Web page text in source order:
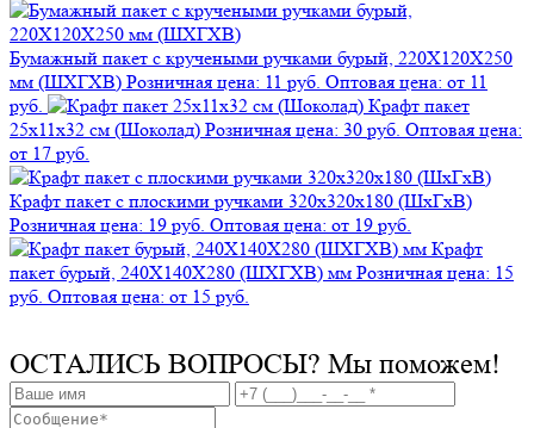
Бумажный пакет с кручеными ручками бурый, 220X120X250
мм (ШXГXВ) Розничная цена: 11 руб. Оптовая цена: от 11
руб.
Крафт пакет
25х11х32 см (Шоколад) Розничная цена: 30 руб. Оптовая цена:
от 17 руб.
Крафт пакет с плоскими ручками 320х320х180 (ШхГхВ)
Розничная цена: 19 руб. Оптовая цена: от 19 руб.
Крафт
пакет бурый, 240X140X280 (ШXГXВ) мм Розничная цена: 15
руб. Оптовая цена: от 15 руб.
ОСТАЛИСЬ ВОПРОСЫ? Мы поможем!